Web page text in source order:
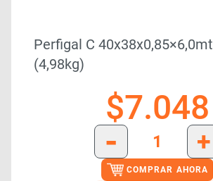
Perfigal C 40x38x0,85×6,0mt
(4,98kg)
$7.048
-
+
COMPRAR AHORA